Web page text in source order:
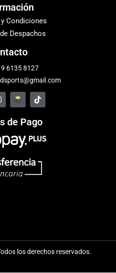
Condiciones
Despachos
6135 8127
de Pago
los derechos reservados.